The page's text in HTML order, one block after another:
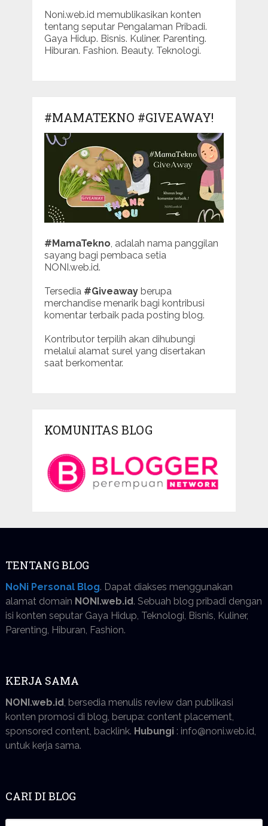
Noni.web.id memublikasikan konten
tentang seputar Pengalaman Pribadi.
Gaya Hidup. Bisnis. Kuliner. Parenting.
Hiburan. Fashion. Beauty. Teknologi.
#MAMATEKNO #GIVEAWAY!
#MamaTekno, adalah nama panggilan
sayang bagi pembaca setia
NONI.web.id.
Tersedia #Giveawayberupa
merchandise menarik bagi kontribusi
komentar terbaik pada posting blog.
Kontributor terpilih akan dihubungi
melalui alamat surel yang disertakan
saat berkomentar.
KOMUNITAS BLOG
TENTANG BLOG
NoNi Personal Blog. Dapat diakses menggunakan
alamat domain NONI.web.id. Sebuah blog pribadi dengan
isi konten seputar Gaya Hidup, Teknologi, Bisnis, Kuliner,
Parenting, Hiburan, Fashion.
KERJA SAMA
NONI.web.id, bersedia menulis review dan publikasi
konten promosi di blog, berupa: content placement,
sponsored content, backlink. Hubungi: info@noni.web.id,
untuk kerja sama.
CARI DI BLOG